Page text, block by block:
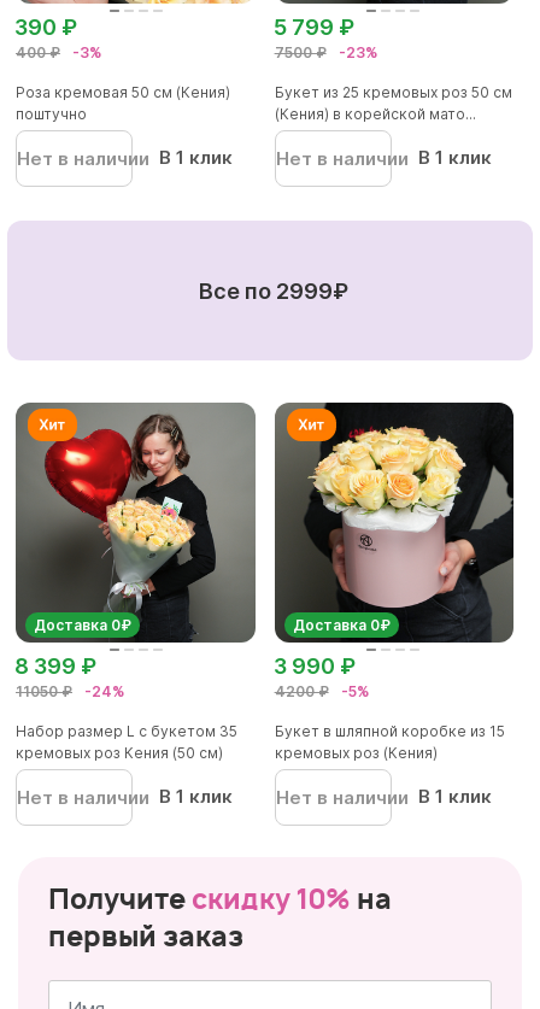
400 ₽ -3%
390 ₽
Роза кремовая 50 см (Кения)
поштучно
Нет в наличии В 1 клик
7500 ₽ -23%
5 799 ₽
Букет из 25 кремовых роз 50 см
(Кения) в корейской мато...
Нет в наличии В 1 клик
Все по 2999₽
Доставка 0₽
11050 ₽ -24%
8 399 ₽
Набор размер L с букетом 35
кремовых роз Кения (50 см)
Нет в наличии В 1 клик
Доставка 0₽
4200 ₽ -5%
3 990 ₽
Букет в шляпной коробке из 15
кремовых роз (Кения)
Нет в наличии В 1 клик
Получите скидку 10% на
первый заказ